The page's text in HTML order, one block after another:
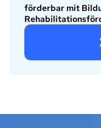
förderbar mit